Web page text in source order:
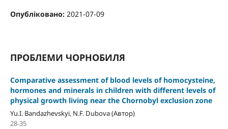
Опубліковано: 2021-07-09
ПРОБЛЕМИ ЧОРНОБИЛЯ
Comparative assessment of blood levels of homocysteine,
hormones and minerals in children with different levels of
physical growth living near the Chornobyl exclusion zone
Yu.I. Bandazhevskyi, N.F. Dubova (Автор)
28-35